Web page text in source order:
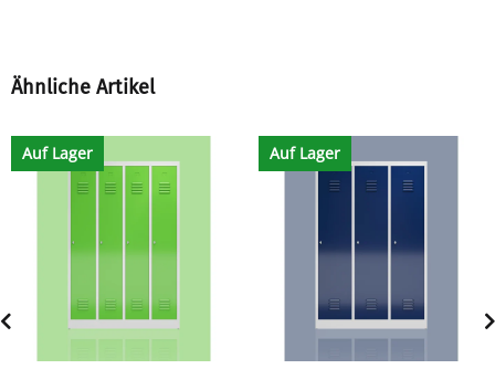
Ähnliche Artikel
Auf Lager Auf Lager